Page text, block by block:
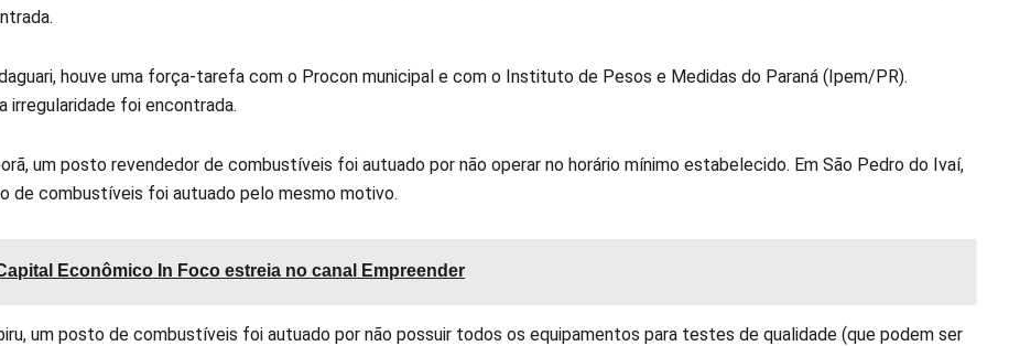
houve uma força-tarefa com o Procon municipal e com o Instituto de Pesos e Medidas do Paraná (Ipem/PR).
irregularidade foi encontrada.
um posto revendedor de combustíveis foi autuado por não operar no horário mínimo estabelecido. Em São Pedro do Ivaí,
de combustíveis foi autuado pelo mesmo motivo.
Econômico In Foco estreia no canal Empreender
um posto de combustíveis foi autuado por não possuir todos os equipamentos para testes de qualidade (que podem ser